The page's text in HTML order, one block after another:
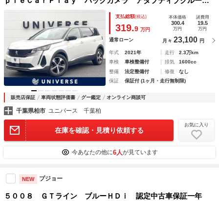
ズ パワーシート シートヒーター パワーバックドア ＬＥ
Ｄヘッド 純正１８インチＡＷ ＥＴＣ 禁煙車
支払総額(税込)
319.9 万円
本体価格
300.4
万円
諸費用
19.5
万円
通常ローン 月々 23,100 円
年式 2021年 走行
2.3万km
車検
車検整備付 排気
1600cc
整備
法定整備付 修復
なし
保証
保証付 (1ヶ月・走行無制限)
販売店保証 車両状態評価書 グー鑑定 オンライン商談可
千葉県柏市 ユニバース 千葉柏
在庫を確認・見積り依頼する
お気に入り
今あなたの他に6人が見ています
NEW プジョー
５００８ ＧＴライン ブルーＨＤｉ 認定中古車保証一年